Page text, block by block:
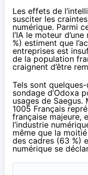
Les effets de
susciter les
numérique. Parmi
l’IA le moteur
%) estiment que
entreprises est
de la population
craignent d’être
Tels sont
sondage d’Odoxa
usages de Saegus.
1005 Français
française majeure,
l’industrie
même que la
des cadres (63 %)
numérique se